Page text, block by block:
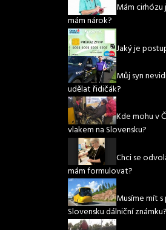
Mám cirhózu
mám nárok?
Jaký je
Můj syn
udělat řidičák?
Kde mohu v
vlakem na Slovensku?
Chci se
mám formulovat?
Musíme mít
Slovensku dálniční známku?